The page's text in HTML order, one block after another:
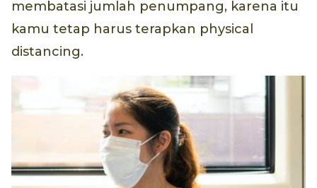
membatasi jumlah penumpang, karena itu
kamu tetap harus terapkan physical
distancing.